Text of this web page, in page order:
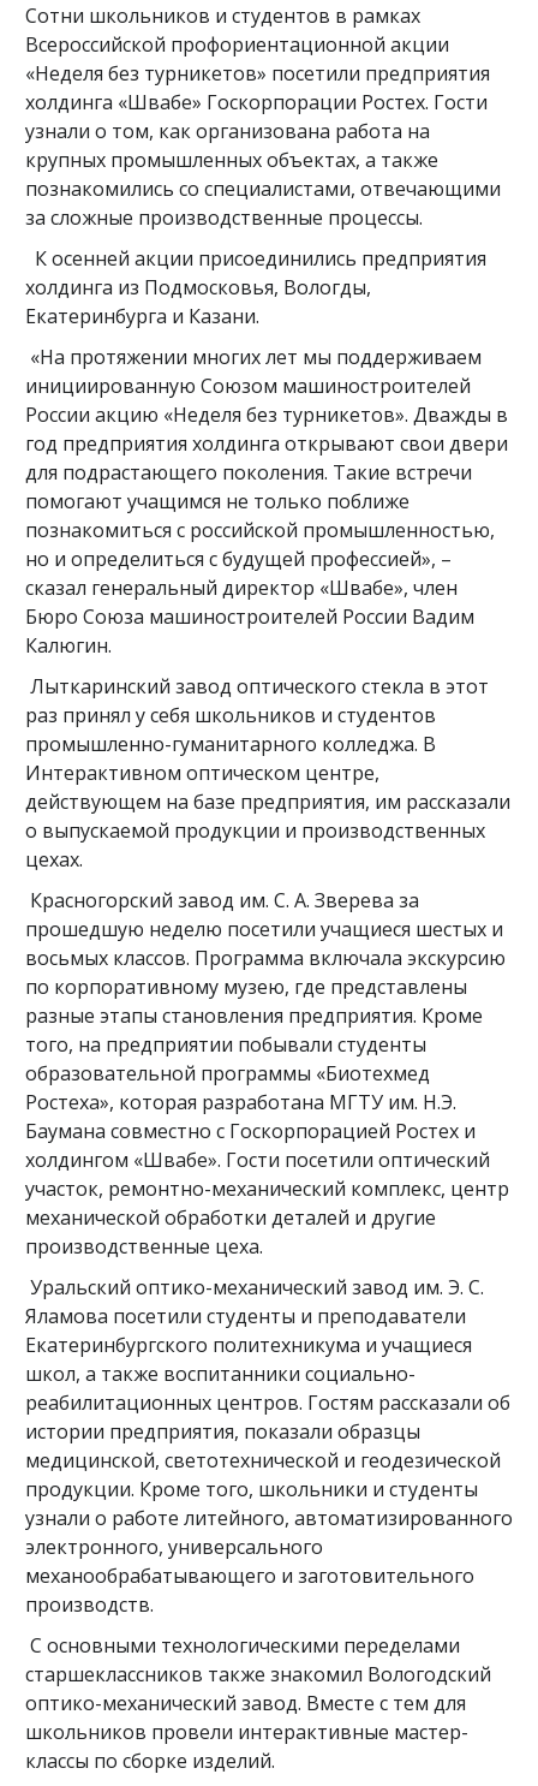
Сотни школьников и студентов в рамках
Всероссийской профориентационной акции
«Неделя без турникетов» посетили предприятия
холдинга «Швабе» Госкорпорации Ростех. Гости
узнали о том, как организована работа на
крупных промышленных объектах, а также
познакомились со специалистами, отвечающими
за сложные производственные процессы.
К осенней акции присоединились предприятия
холдинга из Подмосковья, Вологды,
Екатеринбурга и Казани.
«На протяжении многих лет мы поддерживаем
инициированную Союзом машиностроителей
России акцию «Неделя без турникетов». Дважды в
год предприятия холдинга открывают свои двери
для подрастающего поколения. Такие встречи
помогают учащимся не только поближе
познакомиться с российской промышленностью,
но и определиться с будущей профессией», –
сказал генеральный директор «Швабе», член
Бюро Союза машиностроителей России Вадим
Калюгин.
Лыткаринский завод оптического стекла в этот
раз принял у себя школьников и студентов
промышленно-гуманитарного колледжа. В
Интерактивном оптическом центре,
действующем на базе предприятия, им рассказали
о выпускаемой продукции и производственных
цехах.
Красногорский завод им. С. А. Зверева за
прошедшую неделю посетили учащиеся шестых и
восьмых классов. Программа включала экскурсию
по корпоративному музею, где представлены
разные этапы становления предприятия. Кроме
того, на предприятии побывали студенты
образовательной программы «Биотехмед
Ростеха», которая разработана МГТУ им. Н.Э.
Баумана совместно с Госкорпорацией Ростех и
холдингом «Швабе». Гости посетили оптический
участок, ремонтно-механический комплекс, центр
механической обработки деталей и другие
производственные цеха.
Уральский оптико-механический завод им. Э. С.
Яламова посетили студенты и преподаватели
Екатеринбургского политехникума и учащиеся
школ, а также воспитанники социально-
реабилитационных центров. Гостям рассказали об
истории предприятия, показали образцы
медицинской, светотехнической и геодезической
продукции. Кроме того, школьники и студенты
узнали о работе литейного, автоматизированного
электронного, универсального
механообрабатывающего и заготовительного
производств.
С основными технологическими переделами
старшеклассников также знакомил Вологодский
оптико-механический завод. Вместе с тем для
школьников провели интерактивные мастер-
классы по сборке изделий.